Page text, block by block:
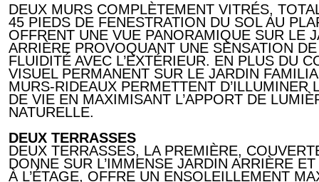
DEUX MURS COMPLÈTEMENT VITRÉS,
45 PIEDS DE FENESTRATION DU SOL AU
OFFRENT UNE VUE PANORAMIQUE SUR LE
ARRIÈRE PROVOQUANT UNE SENSATION DE
FLUIDITÉ AVEC L’EXTÉRIEUR. EN PLUS DU
VISUEL PERMANENT SUR LE JARDIN
MURS-RIDEAUX PERMETTENT D’ILLUMINER
DE VIE EN MAXIMISANT L’APPORT DE
NATURELLE.
DEUX TERRASSES
DEUX TERRASSES, LA PREMIÈRE,
DONNE SUR L’IMMENSE JARDIN ARRIÈRE ET
À L’ÉTAGE, OFFRE UN ENSOLEILLEMENT